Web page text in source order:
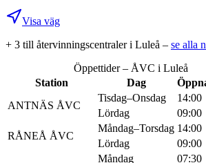
Visa väg
+ 3 till återvinningscentraleri Luleå – se alla
Öppettider – ÅVC i Luleå
Station
Dag
ANTNÄS ÅVC
Tisdag–Onsdag 14:00
Lördag
09:00
RÅNEÅ ÅVC
Måndag–Torsdag 14:00
Lördag
09:00
Måndag 07:30